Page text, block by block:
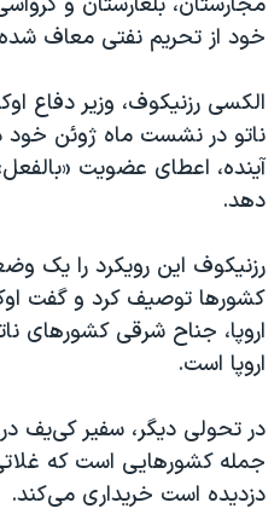
خود از تحریم نفتی معاف
الکسی رزنیکوف، وزیر دفاع
آینده، اعطای عضویت
دهد.
رزنیکوف این رویکرد را یک
کشورها‌ توصیف کرد و گفت
اروپا، جناح شرقی کشورهای
اروپا است.
در تحولی دیگر، سفیر کی‌یف در
جمله کشورهایی است که غلاتی
دزدیده است خریداری می‌کند.